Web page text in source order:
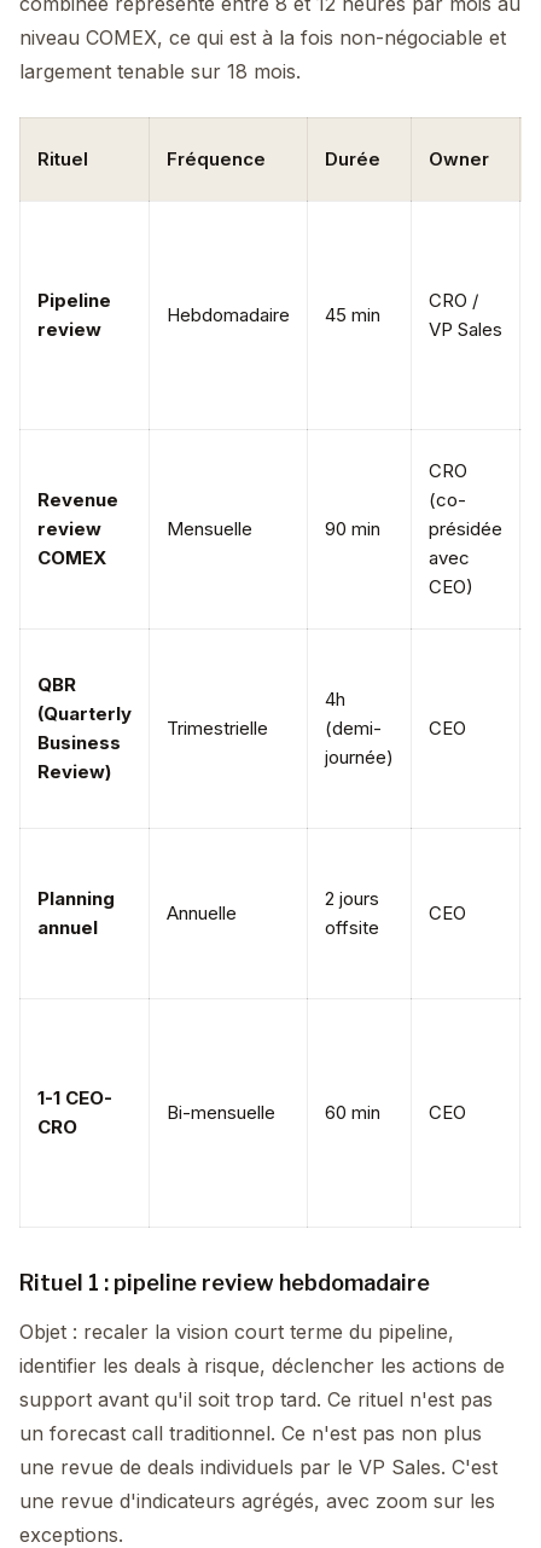
niveau COMEX, ce qui est à la fois non-négociable et
largement tenable sur 18 mois.
Rituel Fréquence Durée Owner
Pipeline
review
Hebdomadaire 45 min
CRO /
VP Sales
Revenue
review
COMEX
Mensuelle 90 min
CRO
(co-
présidée
avec
CEO)
QBR
(Quarterly
Business
Review)
Trimestrielle
4h
(demi-
journée)
CEO
Planning
annuel
Annuelle
2 jours
offsite
CEO
1-1 CEO-
CRO
Bi-mensuelle 60 min CEO
Rituel 1 : pipeline review hebdomadaire
Objet : recaler la vision court terme du pipeline,
identifier les deals à risque, déclencher les actions de
support avant qu'il soit trop tard. Ce rituel n'est pas
un forecast call traditionnel. Ce n'est pas non plus
une revue de deals individuels par le VP Sales. C'est
une revue d'indicateurs agrégés, avec zoom sur les
exceptions.